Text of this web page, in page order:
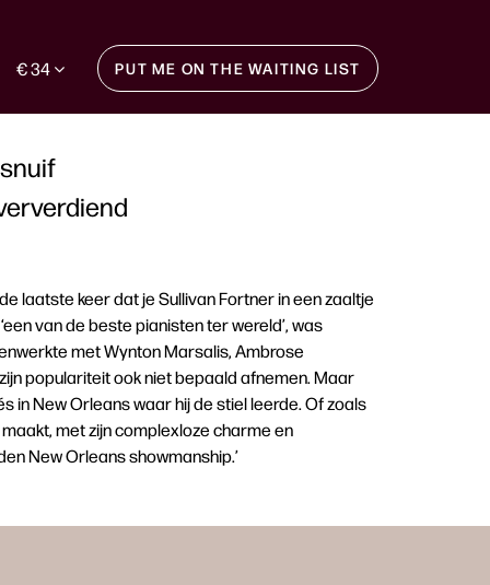
€ 34 PUT ME ON THE WAITING LIST
laatste keer dat je Sullivan Fortner in een zaaltje
van de beste pianisten ter wereld’, was
met Wynton Marsalis, Ambrose
populariteit ook niet bepaald afnemen. Maar
in New Orleans waar hij de stiel leerde. Of zoals
met zijn complexloze charme en
New Orleans showmanship.’